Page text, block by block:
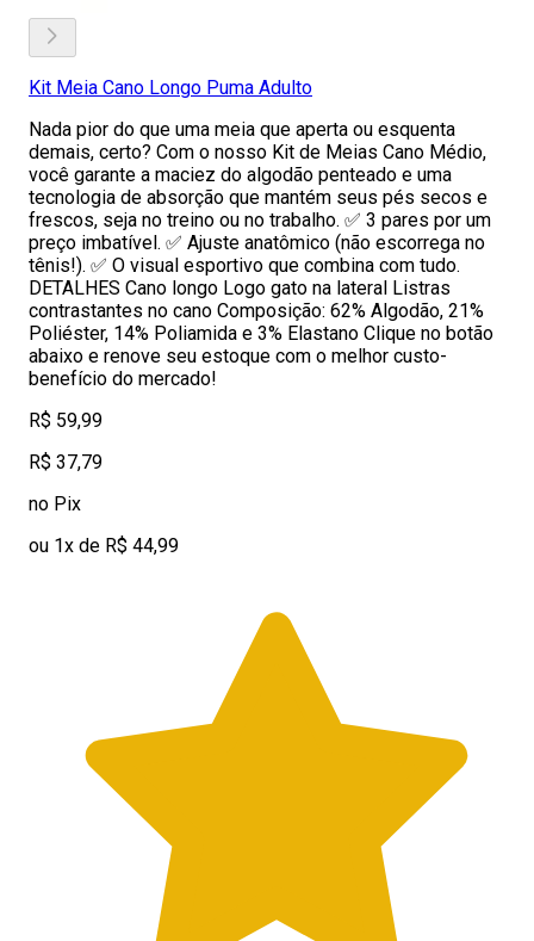
Kit Meia Cano Longo Puma Adulto
Nada pior do que uma meia que aperta ou esquenta
demais, certo? Com o nosso Kit de Meias Cano Médio,
você garante a maciez do algodão penteado e uma
tecnologia de absorção que mantém seus pés secos e
frescos, seja no treino ou no trabalho. ✅ 3 pares por um
preço imbatível. ✅ Ajuste anatômico (não escorrega no
tênis!). ✅ O visual esportivo que combina com tudo.
DETALHES Cano longo Logo gato na lateral Listras
contrastantes no cano Composição: 62% Algodão, 21%
Poliéster, 14% Poliamida e 3% Elastano Clique no botão
abaixo e renove seu estoque com o melhor custo-
benefício do mercado!
R$ 59,99
R$ 37,79
no Pix
ou 1x de R$ 44,99